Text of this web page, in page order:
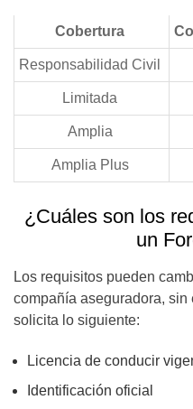
Cobertura
Responsabilidad Civil
Limitada
Amplia
Amplia Plus
¿Cuáles son los
un
Los requisitos pueden
compañía aseguradora,
solicita lo siguiente:
Licencia de conducir
Identificación oficial